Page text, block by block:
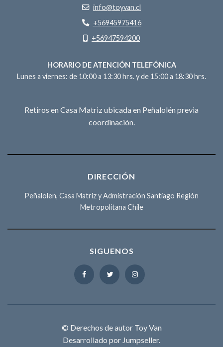
info@toyvan.cl
+56945975416
+56947594200
HORARIO DE ATENCIÓN TELEFÓNICA
Lunes a viernes: de 10:00 a 13:30 hrs. y de 15:00 a 18:30 hrs.
Retiros en Casa Matriz ubicada en Peñalolén previa
coordinación.
DIRECCIÓN
Peñalolen, Casa Matriz y Admistración Santiago Región
Metropolitana Chile
SIGUENOS
© Derechos de autor Toy Van
Desarrollado por Jumpseller.